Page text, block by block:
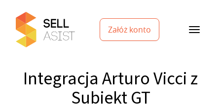
Załóż konto
Integracja Arturo Vicci z
Subiekt GT